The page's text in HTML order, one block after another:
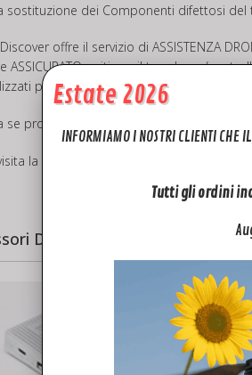
sostituzione dei Componenti difettosi del
offre il servizio di ASSISTENZA
ASSICURATO a ritirare il tuo drone/
provvederanno ad inviarti un preventivo
se procedere o meno alla riparazione o
la pagina dedicata all’assistenza
Dji Mini 4 PRO
Estate 2026
INFORMIAMO I NOSTRI CLIENTI CHE
Tutti gli ordini